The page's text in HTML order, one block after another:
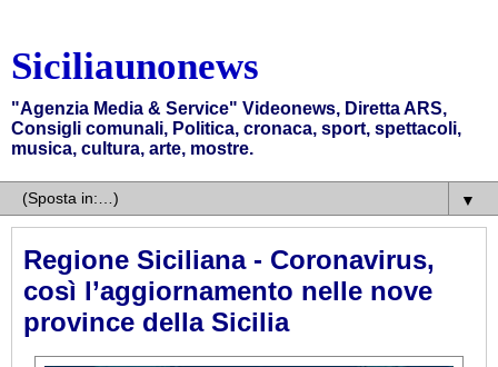
Siciliaunonews
"Agenzia Media & Service" Videonews, Diretta ARS,
Consigli comunali, Politica, cronaca, sport, spettacoli,
musica, cultura, arte, mostre.
▼
Regione Siciliana - Coronavirus,
così l’aggiornamento nelle nove
province della Sicilia